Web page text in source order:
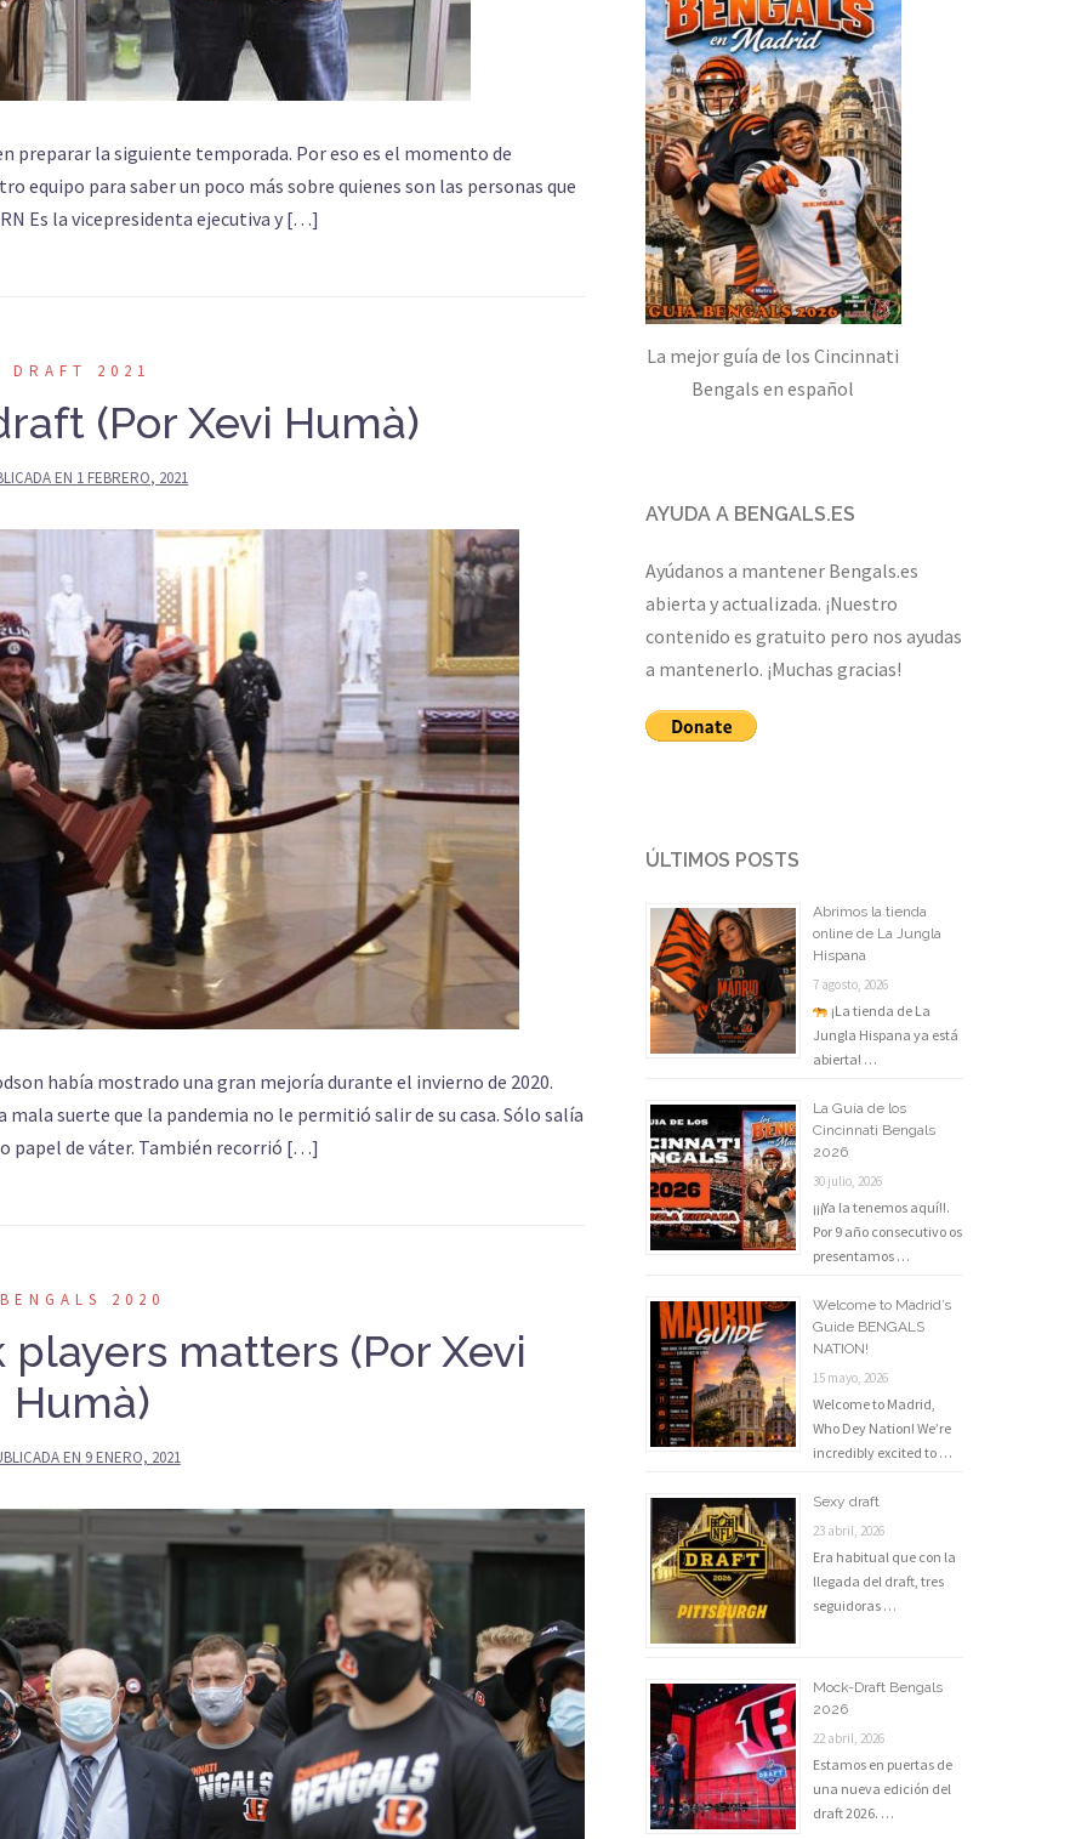
preparar la siguiente temporada. Por eso es el momento de
equipo para saber un poco más sobre quienes son las personas que
Es la vicepresidenta ejecutiva y […]
DRAFT 2021
(Por Xevi Humà)
EN 1 FEBRERO, 2021
había mostrado una gran mejoría durante el invierno de 2020.
suerte que la pandemia no le permitió salir de su casa. Sólo salía
papel de váter. También recorrió […]
BENGALS 2020
matters (Por Xevi
Humà)
EN 9 ENERO, 2021
La mejor guía de los Cincinnati
Bengals en español
AYUDA A BENGALS.ES
Ayúdanos a mantener Bengals.es
abierta y actualizada. ¡Nuestro
contenido es gratuito pero nos ayudas
a mantenerlo. ¡Muchas gracias!
ÚLTIMOS POSTS
Abrimos la tienda
online de La Jungla
Hispana
7 agosto, 2026
¡La tienda de La
Jungla Hispana ya está
abierta! …
La Guía de los
Cincinnati Bengals
2026
30 julio, 2026
¡¡¡Ya la tenemos aquí!!.
Por 9 año consecutivo os
presentamos …
Welcome to Madrid’s
Guide BENGALS
NATION!
15 mayo, 2026
Welcome to Madrid,
Who Dey Nation! We’re
incredibly excited to …
Sexy draft
23 abril, 2026
Era habitual que con la
llegada del draft, tres
seguidoras …
Mock-Draft Bengals
2026
22 abril, 2026
Estamos en puertas de
una nueva edición del
draft 2026. …